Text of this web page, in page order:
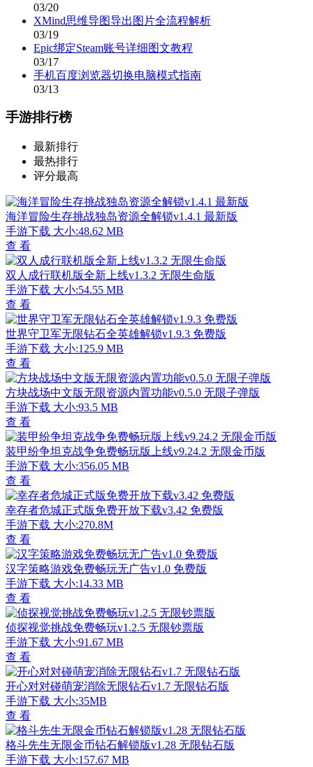
03/20
XMind思维导图导出图片全流程解析
03/19
Epic绑定Steam账号详细图文教程
03/17
手机百度浏览器切换电脑模式指南
03/13
手游排行榜
最新排行
最热排行
评分最高
海洋冒险生存挑战独岛资源全解锁v1.4.1 最新版
手游下载 大小:48.62 MB
查 看
双人成行联机版全新上线v1.3.2 无限生命版
手游下载 大小:54.55 MB
查 看
世界守卫军无限钻石全英雄解锁v1.9.3 免费版
手游下载 大小:125.9 MB
查 看
方块战场中文版无限资源内置功能v0.5.0 无限子弹版
手游下载 大小:93.5 MB
查 看
装甲纷争坦克战争免费畅玩版上线v9.24.2 无限金币版
手游下载 大小:356.05 MB
查 看
幸存者危城正式版免费开放下载v3.42 免费版
手游下载 大小:270.8M
查 看
汉字策略游戏免费畅玩无广告v1.0 免费版
手游下载 大小:14.33 MB
查 看
侦探视觉挑战免费畅玩v1.2.5 无限钞票版
手游下载 大小:91.67 MB
查 看
开心对对碰萌宠消除无限钻石v1.7 无限钻石版
手游下载 大小:35MB
查 看
格斗先生无限金币钻石解锁版v1.28 无限钻石版
手游下载 大小:157.67 MB